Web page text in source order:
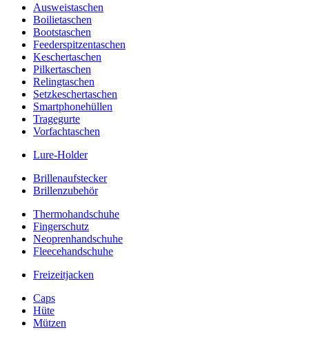
Ausweistaschen
Boilietaschen
Bootstaschen
Feederspitzentaschen
Keschertaschen
Pilkertaschen
Relingtaschen
Setzkeschertaschen
Smartphonehüllen
Tragegurte
Vorfachtaschen
Lure-Holder
Brillenaufstecker
Brillenzubehör
Thermohandschuhe
Fingerschutz
Neoprenhandschuhe
Fleecehandschuhe
Freizeitjacken
Caps
Hüte
Mützen